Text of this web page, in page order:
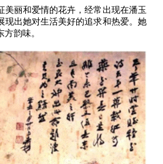
丽和爱情的花卉，经常出现在潘玉
现出她对生活美好的追求和热爱。她
韵味。